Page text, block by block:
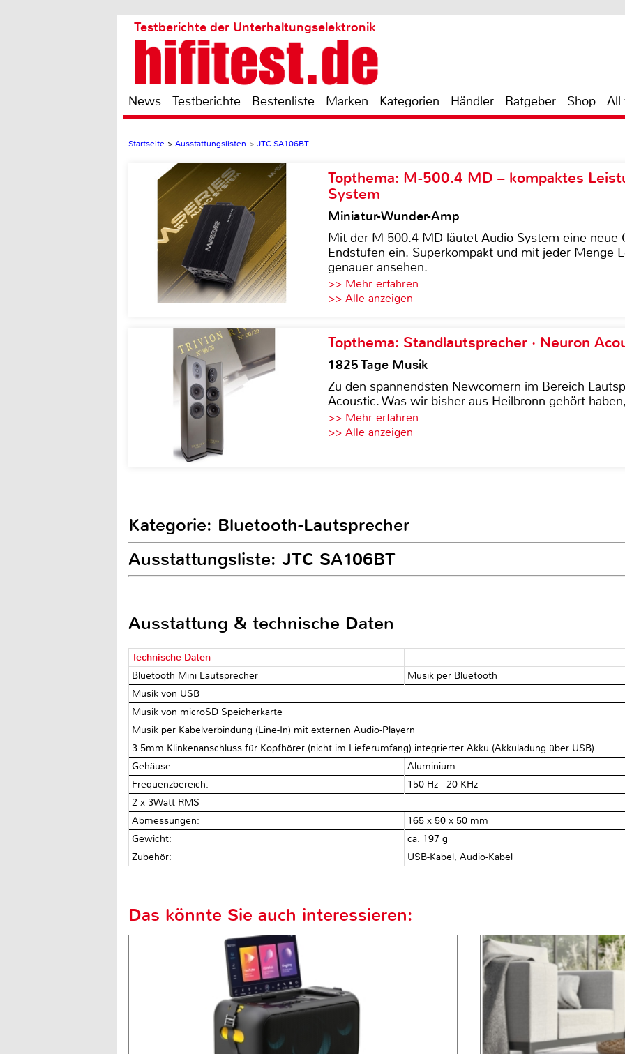
Testberichte der Unterhaltungselektronik
News Testberichte Bestenliste Marken Kategorien Händler Ratgeber Shop All
Startseite > Ausstattungslisten > JTC SA106BT
Topthema: M-500.4 MD – kompaktes
System
Miniatur-Wunder-Amp
Mit der M-500.4 MD läutet Audio System eine neue
Endstufen ein. Superkompakt und mit jeder Menge
genauer ansehen.
>> Mehr erfahren
>> Alle anzeigen
Topthema: Standlautsprecher · Neuron
1825 Tage Musik
Zu den spannendsten Newcomern im Bereich
Acoustic. Was wir bisher aus Heilbronn gehört
>> Mehr erfahren
>> Alle anzeigen
Kategorie: Bluetooth-Lautsprecher
Ausstattungsliste: JTC SA106BT
Ausstattung & technische Daten
Technische Daten
Bluetooth Mini Lautsprecher
Musik per Bluetooth
Musik von USB
Musik von microSD Speicherkarte
Musik per Kabelverbindung (Line-In) mit externen Audio-Playern
3.5mm Klinkenanschluss für Kopfhörer (nicht im Lieferumfang) integrierter Akku (Akkuladung über USB)
Gehäuse:
Aluminium
Frequenzbereich:
150 Hz - 20 KHz
2 x 3Watt RMS
Abmessungen:
165 x 50 x 50 mm
Gewicht:
ca. 197 g
Zubehör:
USB-Kabel, Audio-Kabel
Das könnte Sie auch interessieren: